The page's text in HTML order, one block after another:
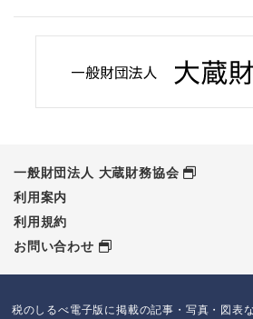
一般財団法人 大蔵財務協会
利用案内
利用規約
お問い合わせ
税のしるべ電子版に掲載の記事・写真・図表